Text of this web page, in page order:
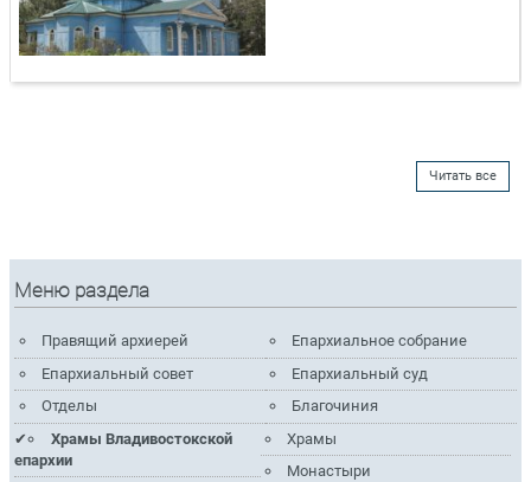
Читать все
Меню раздела
Правящий архиерей
Епархиальное собрание
Епархиальный совет
Епархиальный суд
Отделы
Благочиния
Храмы Владивостокской
епархии
Храмы
Монастыри